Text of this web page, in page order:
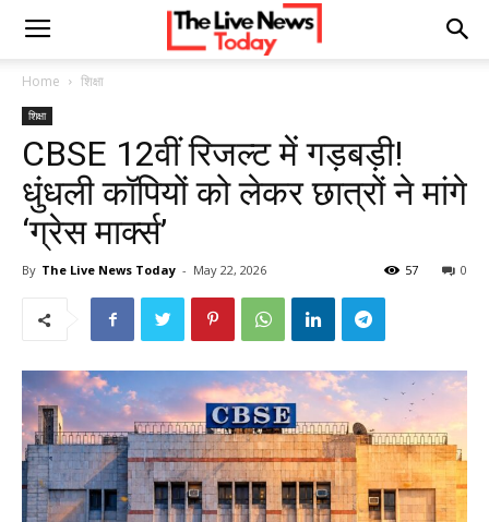
Home शिक्षा
शिक्षा
CBSE 12वीं रिजल्ट में गड़बड़ी!
धुंधली कॉपियों को लेकर छात्रों ने मांगे
‘ग्रेस मार्क्स’
By The Live News Today - May 22, 2026 0
57